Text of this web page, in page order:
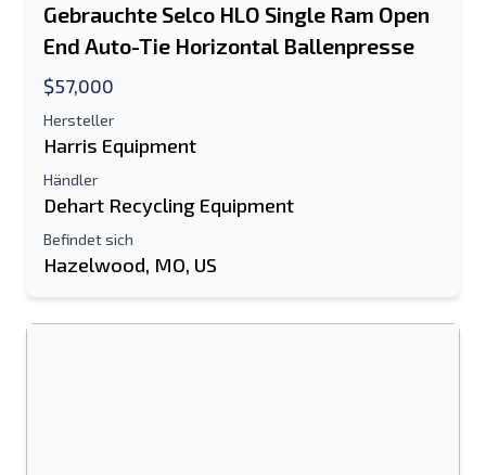
E-Mail-Addresse
Handy, Mobiltelefon
Gebrauchte Selco HLO Single Ram Open
End Auto-Tie Horizontal Ballenpresse
$57,000
Hersteller
Harris Equipment
Händler
Dehart Recycling Equipment
Befindet sich
Hazelwood, MO, US
Textliste auf Mobilgerät
Ihren vollständigen Namen
zusätzliche Information